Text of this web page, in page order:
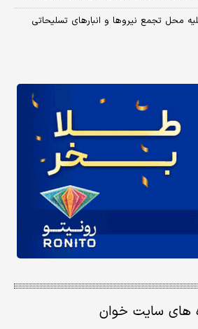
محل تجمع نیروها و انبارهای تسلیحاتی
های سایت خوان